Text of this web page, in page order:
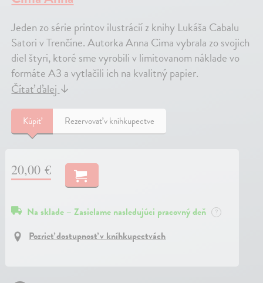
Jeden zo série printov ilustrácií z knihy Lukáša Cabalu
Satori v Trenčíne. Autorka Anna Cima vybrala zo svojich
diel štyri, ktoré sme vyrobili v limitovanom náklade vo
formáte A3 a vytlačili ich na kvalitný papier.
Čítať ďalej ↓
Kúpiť Rezervovať v kníhkupectve
20,00 €
Na sklade – Zasielame nasledujúci pracovný deň ?
Pozrieť dostupnosť v kníhkupectvách